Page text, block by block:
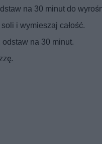
na 30 minut do
i wymieszaj całość.
na 30 minut.